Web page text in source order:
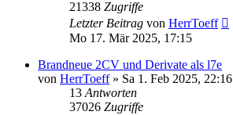
21338 Zugriffe
Letzter Beitrag von HerrToeff
Mo 17. Mär 2025, 17:15
Brandneue 2CV und Derivate als l7e
von HerrToeff» Sa 1. Feb 2025, 22:16
13Antworten
37026 Zugriffe